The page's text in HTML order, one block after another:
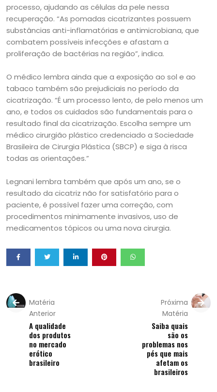
processo, ajudando as células da pele nessa
recuperação. “As pomadas cicatrizantes possuem
substâncias anti-inflamatórias e antimicrobiana, que
combatem possíveis infecções e afastam a
proliferação de bactérias na região”, indica.
O médico lembra ainda que a exposição ao sol e ao
tabaco também são prejudiciais no período da
cicatrização. “É um processo lento, de pelo menos um
ano, e todos os cuidados são fundamentais para o
resultado final da cicatrização. Escolha sempre um
médico cirurgião plástico credenciado a Sociedade
Brasileira de Cirurgia Plástica (SBCP) e siga à risca
todas as orientações.”
Legnani lembra também que após um ano, se o
resultado da cicatriz não for satisfatório para o
paciente, é possível fazer uma correção, com
procedimentos minimamente invasivos, uso de
medicamentos tópicos ou uma nova cirurgia.
Matéria
Anterior
A qualidade
dos produtos
no mercado
erótico
brasileiro
Próxima
Matéria
Saiba quais
são os
problemas nos
pés que mais
afetam os
brasileiros